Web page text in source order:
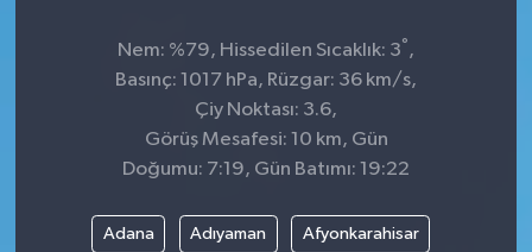
Nem: %79, Hissedilen Sıcaklık: 3° ,
Basınç: 1017 hPa, Rüzgar: 36 km/s,
Çiy Noktası: 3.6,
Görüş Mesafesi: 10 km, Gün
Doğumu: 7:19, Gün Batımı: 19:22
Adana Adıyaman Afyonkarahisar